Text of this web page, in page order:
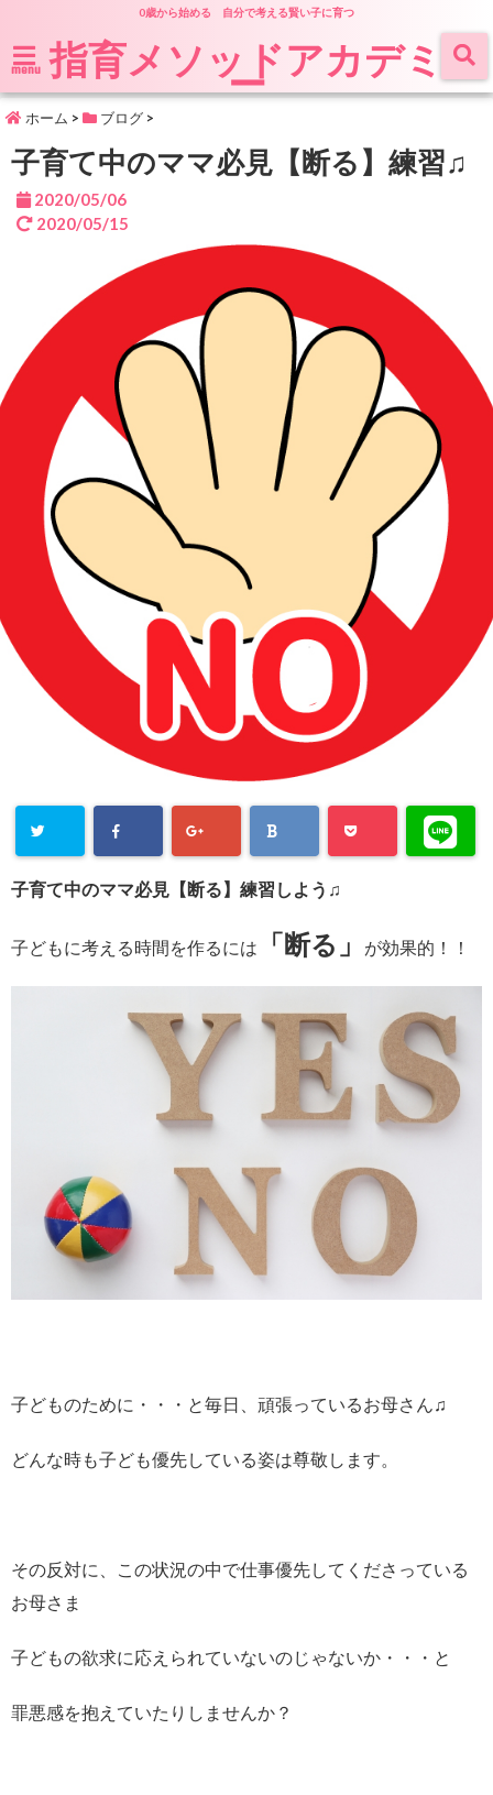
0歳から始める 自分で考える賢い子に育つ
menu 指育メソッドアカデミ
ー
ホーム > ブログ >
子育て中のママ必見【断る】練習♫
2020/05/06
2020/05/15
子育て中のママ必見【断る】練習しよう♫
子どもに考える時間を作るには 「断る」 が効果的！！
子どものために・・・と毎日、頑張っているお母さん♫
どんな時も子ども優先している姿は尊敬します。
その反対に、この状況の中で仕事優先してくださっている
お母さま
子どもの欲求に応えられていないのじゃないか・・・と
罪悪感を抱えていたりしませんか？